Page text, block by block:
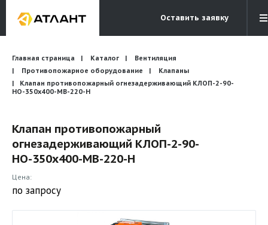
Оставить заявку
Электронная почта
info@atlantcompany.ru
Бесплатный звонок
8 (495) 532-45-07
Бренды
Каталоги
Бланки запросов
Главная страница Каталог
Вентиляция
Противопожарное оборудование
Клапаны
Клапан противопожарный огнезадерживающий КЛОП-2-90-
НО-350х400-МВ-220-Н
Клапан противопожарный
огнезадерживающий КЛОП-2-90-
НО-350х400-МВ-220-Н
Цена:
по запросу